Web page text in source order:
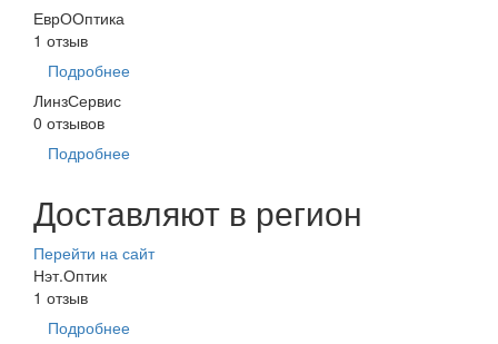
ЕврООптика
1 отзыв
Подробнее
ЛинзСервис
0 отзывов
Подробнее
Доставляют в регион
Перейти на сайт
Нэт.Оптик
1 отзыв
Подробнее